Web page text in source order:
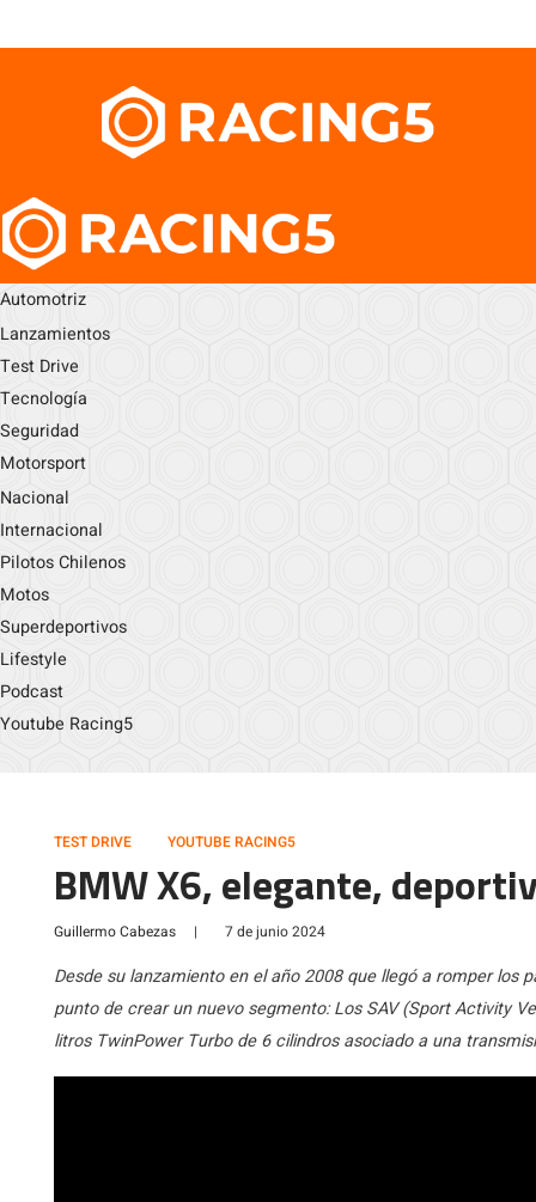
Automotriz
Lanzamientos
Test Drive
Tecnología
Seguridad
Motorsport
Nacional
Internacional
Pilotos Chilenos
Motos
Superdeportivos
Lifestyle
Podcast
Youtube Racing5
TEST DRIVE YOUTUBE RACING5
BMW X6, elegante,
Guillermo Cabezas | 7 de junio 2024
Desde su lanzamiento en el año 2008 que llegó a romper los
punto de crear un nuevo segmento: Los SAV (Sport Activity
litros TwinPower Turbo de 6 cilindros asociado a una